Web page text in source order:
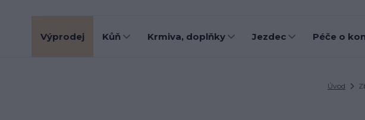
Výprodej Kůň Krmiva, doplňky Jezdec Péče o
Úvod